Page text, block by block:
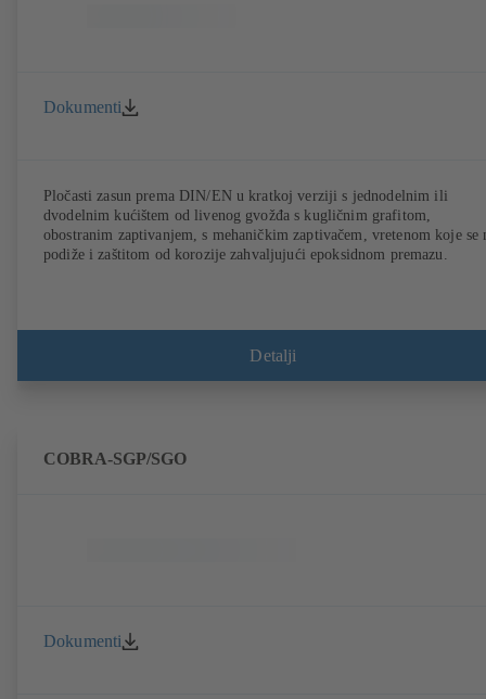
Dokumenti
Pločasti zasun prema DIN/EN u kratkoj verziji s jednodelnim ili
dvodelnim kućištem od livenog gvožđa s kugličnim grafitom,
obostranim zaptivanjem, s mehaničkim zaptivačem, vretenom koje se
podiže i zaštitom od korozije zahvaljujući epoksidnom premazu.
Detalji
COBRA-SGP/SGO
Dokumenti